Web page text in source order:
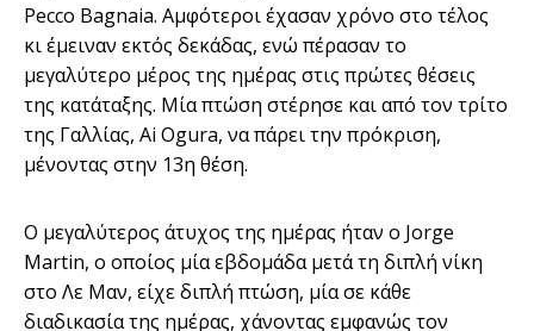
Pecco Bagnaia. Αμφότεροι έχασαν χρόνο στο τέλος
κι έμειναν εκτός δεκάδας, ενώ πέρασαν το
μεγαλύτερο μέρος της ημέρας στις πρώτες θέσεις
της κατάταξης. Μία πτώση στέρησε και από τον τρίτο
της Γαλλίας, Ai Ogura, να πάρει την πρόκριση,
μένοντας στην 13η θέση.
Ο μεγαλύτερος άτυχος της ημέρας ήταν ο Jorge
Martin, ο οποίος μία εβδομάδα μετά τη διπλή νίκη
στο Λε Μαν, είχε διπλή πτώση, μία σε κάθε
διαδικασία της ημέρας, χάνοντας εμφανώς τον